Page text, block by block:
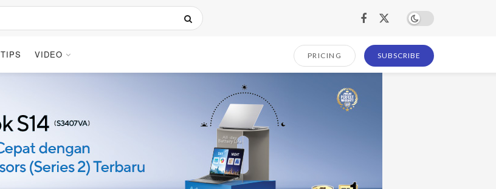
TIPS VIDEO PRICING SUBSCRIBE